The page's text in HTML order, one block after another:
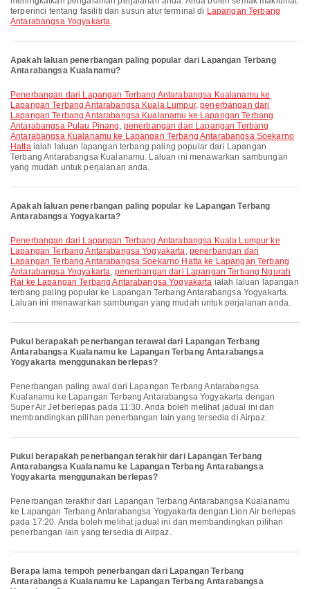
terperinci tentang fasiliti dan susun atur terminal di Lapangan Terbang
Antarabangsa Yogyakarta.
Apakah laluan penerbangan paling popular dari Lapangan Terbang
Antarabangsa Kualanamu?
penerbangan dari Lapangan Terbang Antarabangsa Kualanamu ke
Lapangan Terbang Antarabangsa Kuala Lumpur,penerbangan dari
Lapangan Terbang Antarabangsa Kualanamu ke Lapangan Terbang
Antarabangsa Pulau Pinang , penerbangan dari Lapangan Terbang
Antarabangsa Kualanamu ke Lapangan Terbang Antarabangsa Soekarno
Hattaialah laluan lapangan terbang paling popular dari Lapangan
Terbang Antarabangsa Kualanamu. Laluan ini menawarkan sambungan
yang mudah untuk perjalanan anda.
Apakah laluan penerbangan paling popular ke Lapangan Terbang
Antarabangsa Yogyakarta?
penerbangan dari Lapangan Terbang Antarabangsa Kuala Lumpur ke
Lapangan Terbang Antarabangsa Yogyakarta, penerbangan dari
Lapangan Terbang Antarabangsa Soekarno Hatta ke Lapangan Terbang
Antarabangsa Yogyakarta, penerbangan dari Lapangan Terbang Ngurah
Rai ke Lapangan Terbang Antarabangsa Yogyakarta ialah laluan lapangan
terbang paling popular ke Lapangan Terbang Antarabangsa Yogyakarta.
Laluan ini menawarkan sambungan yang mudah untuk perjalanan anda.
Pukul berapakah penerbangan terawal dari Lapangan Terbang
Antarabangsa Kualanamu ke Lapangan Terbang Antarabangsa
Yogyakarta menggunakan berlepas?
Penerbangan paling awal dari Lapangan Terbang Antarabangsa
Kualanamu ke Lapangan Terbang Antarabangsa Yogyakarta dengan
Super Air Jet berlepas pada 11:30. Anda boleh melihat jadual ini dan
membandingkan pilihan penerbangan lain yang tersedia di Airpaz.
Pukul berapakah penerbangan terakhir dari Lapangan Terbang
Antarabangsa Kualanamu ke Lapangan Terbang Antarabangsa
Yogyakarta menggunakan berlepas?
Penerbangan terakhir dari Lapangan Terbang Antarabangsa Kualanamu
ke Lapangan Terbang Antarabangsa Yogyakarta dengan Lion Air berlepas
pada 17:20. Anda boleh melihat jadual ini dan membandingkan pilihan
penerbangan lain yang tersedia di Airpaz.
Berapa lama tempoh penerbangan dari Lapangan Terbang
Antarabangsa Kualanamu ke Lapangan Terbang Antarabangsa